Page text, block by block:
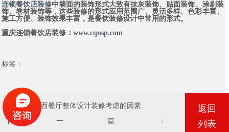
连锁餐饮店装修中墙面的装饰形式大致有抹灰装饰、贴面装饰、涂刷装
饰、卷材装饰等，这些装修的形式应用范围广、灵活多样、色彩丰富、
施工方便、装饰效果丰富，是餐饮装修设计中常用的形式。
重庆连锁餐饮店装修： www.cqnsp.com
标签：
上一篇：
中西餐厅整体设计装修考虑的因素
下一篇：
返回
列表